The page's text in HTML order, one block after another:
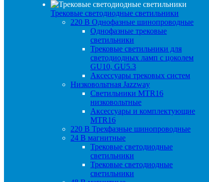
Трековые светодиодные светильники
220 B Однофазные шинопроводные
Однофазные трековые
светильники
Трековые светильники для
светодиодных ламп с цоколем
GU10, GU5.3
Аксессуары трековых систем
Низковольтная Jazzway
Светильники MTR16
низковольтные
Аксессуары и комплектующие
MTR16
220 B Трехфазные шинопроводные
24 B магнитные
Трековые светодиодные
светильники
Трековые светодиодные
светильники